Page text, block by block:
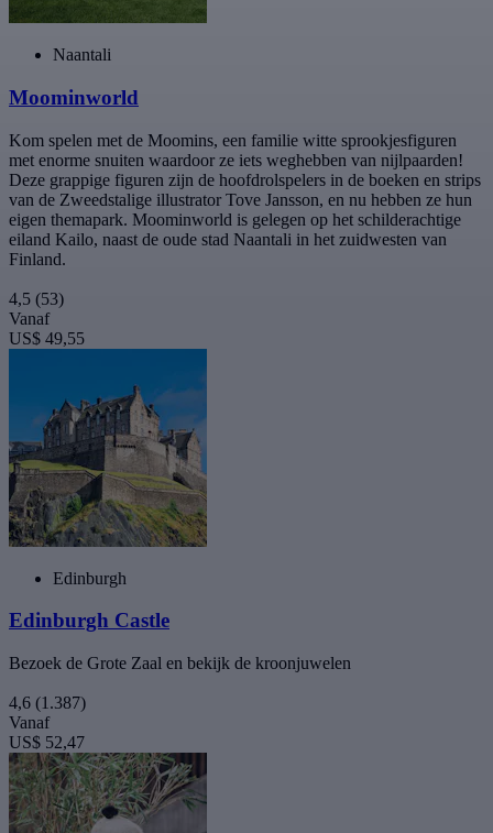
Naantali
Moominworld
Kom spelen met de Moomins, een familie witte sprookjesfiguren
met enorme snuiten waardoor ze iets weghebben van nijlpaarden!
Deze grappige figuren zijn de hoofdrolspelers in de boeken en strips
van de Zweedstalige illustrator Tove Jansson, en nu hebben ze hun
eigen themapark. Moominworld is gelegen op het schilderachtige
eiland Kailo, naast de oude stad Naantali in het zuidwesten van
Finland.
4,5 (53)
Vanaf
US$ 49,55
Edinburgh
Edinburgh Castle
Bezoek de Grote Zaal en bekijk de kroonjuwelen
4,6 (1.387)
Vanaf
US$ 52,47